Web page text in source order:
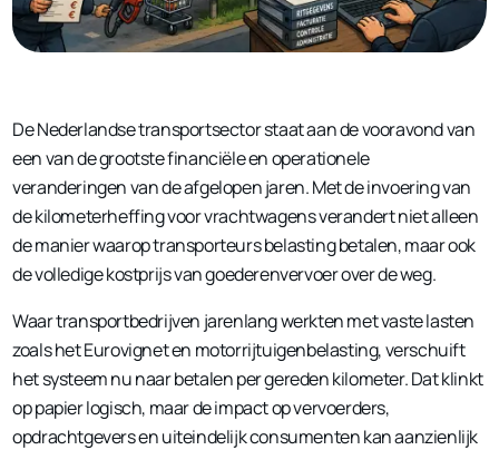
De Nederlandse transportsector staat aan de vooravond van
een van de grootste financiële en operationele
veranderingen van de afgelopen jaren. Met de invoering van
de kilometerheffing voor vrachtwagens verandert niet alleen
de manier waarop transporteurs belasting betalen, maar ook
de volledige kostprijs van goederenvervoer over de weg.
Waar transportbedrijven jarenlang werkten met vaste lasten
zoals het Eurovignet en motorrijtuigenbelasting, verschuift
het systeem nu naar betalen per gereden kilometer. Dat klinkt
op papier logisch, maar de impact op vervoerders,
opdrachtgevers en uiteindelijk consumenten kan aanzienlijk